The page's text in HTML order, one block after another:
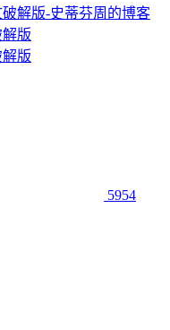
解版
解版
5954